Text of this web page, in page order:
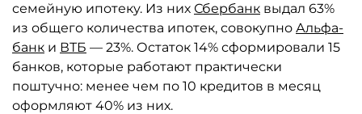
семейную ипотеку. Из них Сбербанк выдал 63%
из общего количества ипотек, совокупно Альфа-
банк и ВТБ — 23%. Остаток 14% сформировали 15
банков, которые работают практически
поштучно: менее чем по 10 кредитов в месяц
оформляют 40% из них.